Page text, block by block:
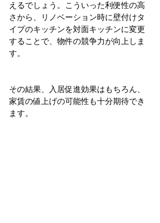
えるでしょう。こういった利便性の高
さから、リノベーション時に壁付けタ
イプのキッチンを対面キッチンに変更
することで、物件の競争力が向上しま
す。
その結果、入居促進効果はもちろん、
家賃の値上げの可能性も十分期待でき
ます。